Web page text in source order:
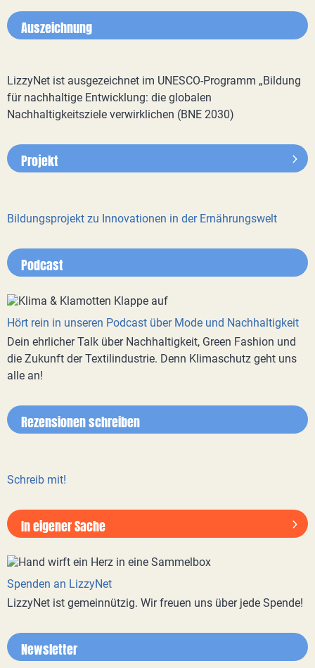
Auszeichnung
LizzyNet ist ausgezeichnet im UNESCO-Programm „Bildung
für nachhaltige Entwicklung: die globalen
Nachhaltigkeitsziele verwirklichen (BNE 2030)
Projekt
Bildungsprojekt zu Innovationen in der Ernährungswelt
Podcast
Hört rein in unseren Podcast über Mode und Nachhaltigkeit
Dein ehrlicher Talk über Nachhaltigkeit, Green Fashion und
die Zukunft der Textilindustrie. Denn Klimaschutz geht uns
alle an!
Rezensionen schreiben
Schreib mit!
In eigener Sache
Spenden an LizzyNet
LizzyNet ist gemeinnützig. Wir freuen uns über jede Spende!
Newsletter